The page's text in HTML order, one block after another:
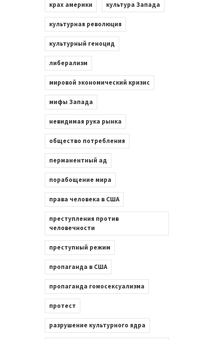
крах америки культура Запада
культурная революция
культурный геноцид
либерализм
мировой экономический кризис
мифы Запада
невидимая рука рынка
общество потребления
перманентный ад
порабощение мира
права человека в США
преступления против
человечности
преступный режим
пропаганда в США
пропаганда гомосексуализма
протест
разрушение культурного ядра